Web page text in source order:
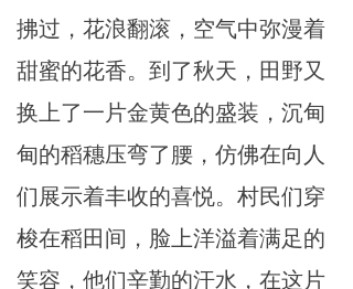
拂过，花浪翻滚， 空气中弥漫着
甜蜜的花香。到了秋天， 田野又
换 上了一片金黄色的盛装，沉甸
甸的稻穗压弯了腰，仿佛在向 人
们展示着丰收的喜悦。 村民们穿
梭在稻田间 ， 脸 上洋溢着满足的
笑容 ，他们辛勤的汗水，在这片